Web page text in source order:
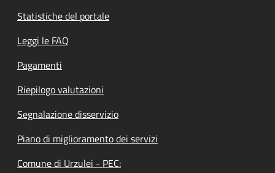
Statistiche del portale
Leggi le FAQ
Pagamenti
Riepilogo valutazioni
Segnalazione disservizio
Piano di miglioramento dei servizi
Comune di Urzulei - PEC: